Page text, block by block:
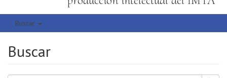
Buscar
Buscar